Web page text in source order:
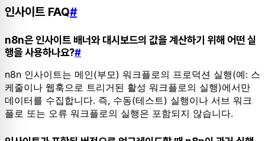
인사이트 FAQ#
n8n은 인사이트 배너와 대시보드의 값을 계산하기 위해 어떤 실
행을 사용하나요?#
n8n 인사이트는 메인(부모) 워크플로의 프로덕션 실행(예: 스
케줄이나 웹훅으로 트리거된 활성 워크플로의 실행)에서만
데이터를 수집합니다. 즉, 수동(테스트) 실행이나 서브 워크
플로 또는 오류 워크플로의 실행은 포함되지 않습니다.